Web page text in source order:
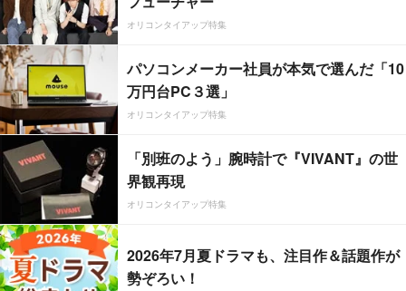
オリコンタイアップ特集
パソコンメーカー社員が本気で選んだ「10
万円台PC３選」
オリコンタイアップ特集
「別班のよう」腕時計で『VIVANT』の世
界観再現
オリコンタイアップ特集
2026年7月夏ドラマも、注目作＆話題作が
勢ぞろい！